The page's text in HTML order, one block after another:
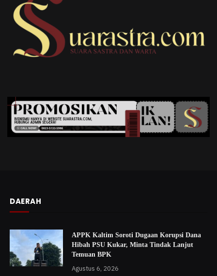
DAERAH
APPK Kaltim Soroti Dugaan Korupsi Dana
Hibah PSU Kukar, Minta Tindak Lanjut
Temuan BPK
Agustus 6, 2026